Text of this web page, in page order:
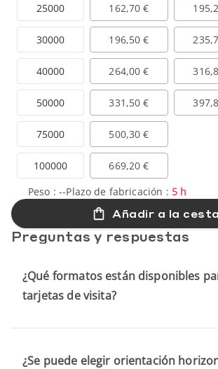
25000
30000
40000
50000
75000
100000
162,70 €
196,50 €
264,00 €
331,50 €
500,30 €
669,20 €
Peso :--Plazo de fabricación : 5 h
Añadir a la cesta
Preguntas y respuestas
¿Qué formatos están disponibles
tarjetas de visita?
¿Se puede elegir orientación